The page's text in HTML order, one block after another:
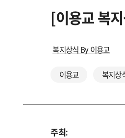
[이용교 복
복지상식 By 이용교
이용교 복지상
주최: